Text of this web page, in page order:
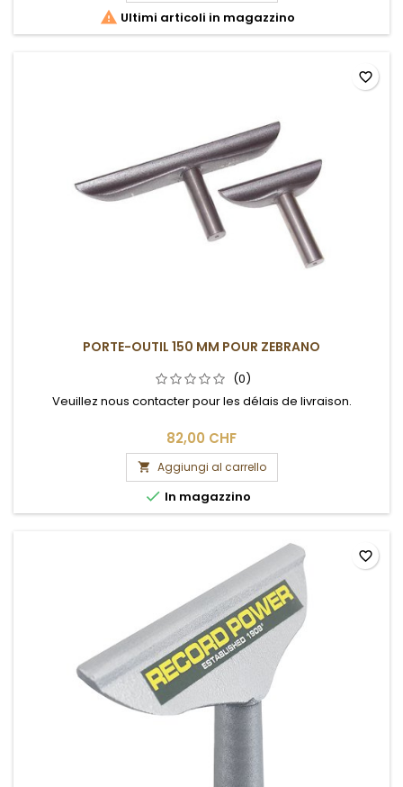
 Ultimi articoli in magazzino
PORTE-OUTIL 150 MM POUR ZEBRANO
(0)
Veuillez nous contacter pour les délais de livraison.
82,00 CHF
 Aggiungi al carrello
 In magazzino
favorite_border
favorite_border